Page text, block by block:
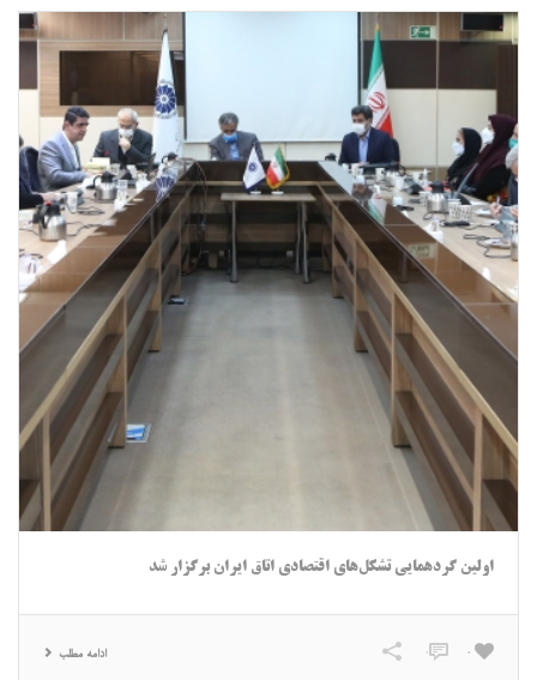
اولین گردهمایی تشکل‌های اقتصادی اتاق ایران برگزار شد
ادامه مطلب 0
0